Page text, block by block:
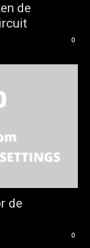
de
0
de
0